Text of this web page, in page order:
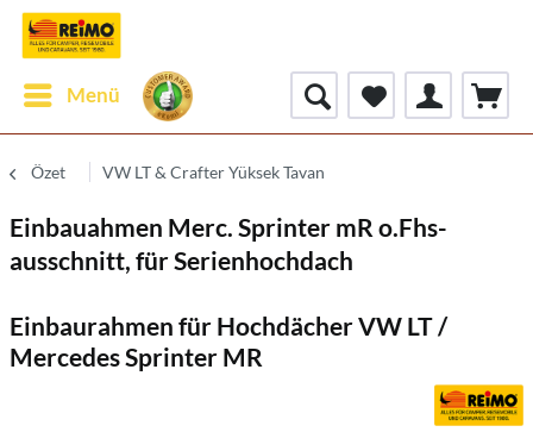
Menü
Özet VW LT & Crafter Yüksek Tavan
Einbauahmen Merc. Sprinter mR o.Fhs-
ausschnitt, für Serienhochdach
Einbaurahmen für Hochdächer VW LT /
Mercedes Sprinter MR